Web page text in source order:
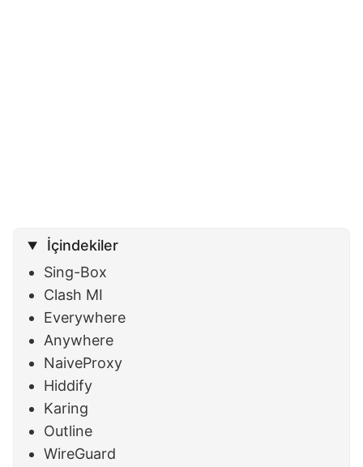
İçindekiler
Sing-Box
Clash MI
Everywhere
Anywhere
NaiveProxy
Hiddify
Karing
Outline
WireGuard